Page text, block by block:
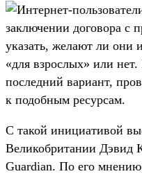
Интернет-
заключении договора с
указать, желают ли они
«для взрослых» или
последний вариант,
к подобным ресурсам.
С такой инициативой
Великобритании Дэвид
Guardian. По его